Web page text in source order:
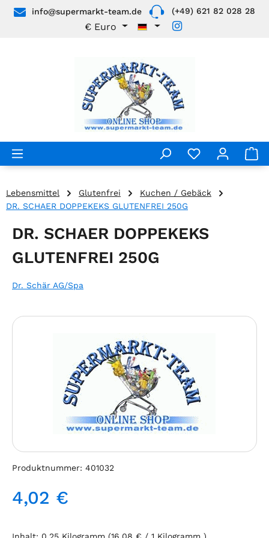
Zum Hauptinhalt springen
info@supermarkt-team.de (+49) 621 82 028 28
€ Euro
Lebensmittel Glutenfrei
Kuchen / Gebäck
DR. SCHAER DOPPEKEKS GLUTENFREI 250G
DR. SCHAER DOPPEKEKS
GLUTENFREI 250G
Dr. Schär AG/Spa
Bildergalerie überspringen
Produktnummer: 401032
Regulärer Preis:
4,02 €
Inhalt: 0.25 Kilogramm (16,08 € / 1 Kilogramm )